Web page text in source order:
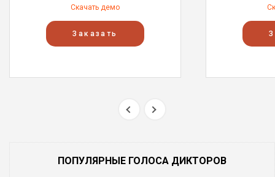
Скачать демо
Заказать
ПОПУЛЯРНЫЕ ГОЛОСА ДИКТОРОВ